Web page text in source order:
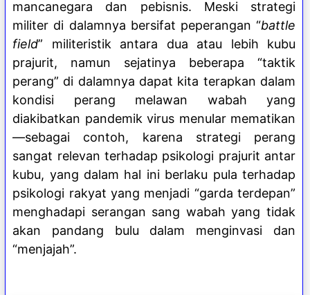
mancanegara dan pebisnis. Meski strategi
militer di dalamnya bersifat peperangan “battle
field” militeristik antara dua atau lebih kubu
prajurit, namun sejatinya beberapa “taktik
perang” di dalamnya dapat kita terapkan dalam
kondisi perang melawan wabah yang
diakibatkan pandemik virus menular mematikan
—sebagai contoh, karena strategi perang
sangat relevan terhadap psikologi prajurit antar
kubu, yang dalam hal ini berlaku pula terhadap
psikologi rakyat yang menjadi “garda terdepan”
menghadapi serangan sang wabah yang tidak
akan pandang bulu dalam menginvasi dan
“menjajah”.